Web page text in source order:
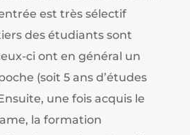
est très sélectif
des étudiants sont
ci ont en général un
(soit 5 ans d’études
une fois acquis le
la formation